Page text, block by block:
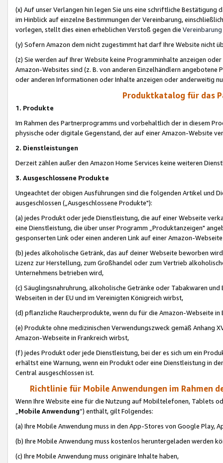
(x) Auf unser Verlangen hin legen Sie uns eine schriftliche
im Hinblick auf einzelne Bestimmungen der Vereinbarung,
vorlegen, stellt dies einen erheblichen Verstoß gegen die Vereinbarung
(y) Sofern Amazon dem nicht zugestimmt hat darf Ihre Website nicht
(z) Sie werden auf Ihrer Website keine Programminhalte anzeigen
Amazon-Websites sind (z. B. von anderen Einzelhändlern
oder anderen Informationen oder Inhalte anzeigen oder anderweitig
Produktkatalog für das
1. Produkte
Im Rahmen des Partnerprogramms und vorbehaltlich der in diesem
physische oder digitale Gegenstand, der auf einer Amazon-Website
2. Dienstleistungen
Derzeit zählen außer den Amazon Home Services keine weiteren
3. Ausgeschlossene Produkte
Ungeachtet der obigen Ausführungen sind die folgenden Artikel und
ausgeschlossen („Ausgeschlossene Produkte"):
(a) jedes Produkt oder jede Dienstleistung, die auf einer Webseite
eine Dienstleistung, die über unser Programm „Produktanzeigen"
gesponserten Link oder einen anderen Link auf einer Amazon-
(b) jedes alkoholische Getränk, das auf deiner Webseite beworben
Lizenz zur Herstellung, zum Großhandel oder zum Vertrieb
Unternehmens betrieben wird,
(c) Säuglingsnahruhrung, alkoholische Getränke oder Tabakwaren
Webseiten in der EU und im Vereinigten Königreich wirbst,
(d) pflanzliche Raucherprodukte, wenn du für die Amazon-Webseite in
(e) Produkte ohne medizinischen Verwendungszweck gemäß Anhang
Amazon-Webseite in Frankreich wirbst,
(f) jedes Produkt oder jede Dienstleistung, bei der es sich um ein
erhältst eine Warnung, wenn ein Produkt oder eine Dienstleistung in
Central ausgeschlossen ist.
Richtlinie für Mobile Anwendungen im Rahmen
Wenn Ihre Website eine für die Nutzung auf Mobiltelefonen, Tablets
„Mobile Anwendung“) enthält, gilt Folgendes:
(a) Ihre Mobile Anwendung muss in den App-Stores von Google Play,
(b) Ihre Mobile Anwendung muss kostenlos heruntergeladen werden
(c) Ihre Mobile Anwendung muss originäre Inhalte haben,